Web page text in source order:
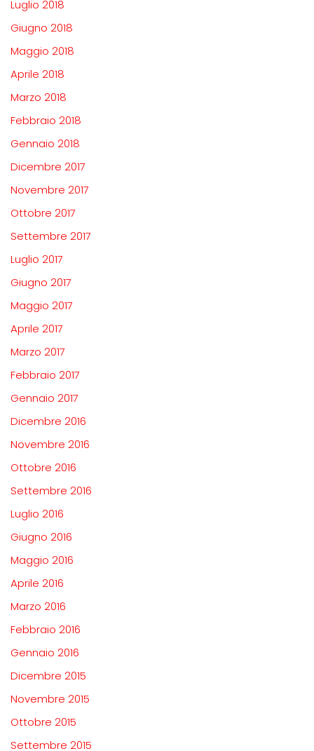
Luglio 2018
Giugno 2018
Maggio 2018
Aprile 2018
Marzo 2018
Febbraio 2018
Gennaio 2018
Dicembre 2017
Novembre 2017
Ottobre 2017
Settembre 2017
Luglio 2017
Giugno 2017
Maggio 2017
Aprile 2017
Marzo 2017
Febbraio 2017
Gennaio 2017
Dicembre 2016
Novembre 2016
Ottobre 2016
Settembre 2016
Luglio 2016
Giugno 2016
Maggio 2016
Aprile 2016
Marzo 2016
Febbraio 2016
Gennaio 2016
Dicembre 2015
Novembre 2015
Ottobre 2015
Settembre 2015